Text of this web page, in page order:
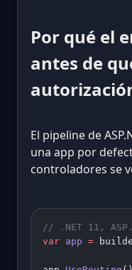
Por qué el
antes de
El pipeline de
una app por
controladores se
// .NET 11,
var app =